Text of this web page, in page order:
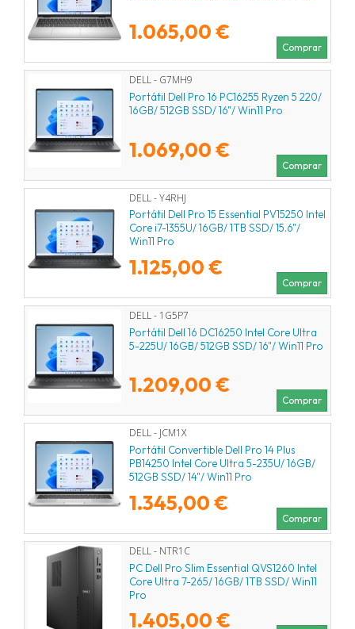
1.065,00 €
Comprar
DELL - G7MH9
Portátil Dell Pro 16 PC16255 Ryzen 5 220/
16GB/ 512GB SSD/ 16"/ Win11 Pro
1.069,00 €
Comprar
DELL - Y4RHJ
Portátil Dell Pro 15 Essential PV15250 Intel
Core i7-1355U/ 16GB/ 1TB SSD/ 15.6"/
Win11 Pro
1.125,00 €
Comprar
DELL - 1G5P7
Portátil Dell 16 DC16250 Intel Core Ultra
5-225U/ 16GB/ 512GB SSD/ 16"/ Win11 Pro
1.209,00 €
Comprar
DELL - JCM1X
Portátil Convertible Dell Pro 14 Plus
PB14250 Intel Core Ultra 5-235U/ 16GB/
512GB SSD/ 14"/ Win11 Pro
1.345,00 €
Comprar
DELL - NTR1C
PC Dell Pro Slim Essential QVS1260 Intel
Core Ultra 7-265/ 16GB/ 1TB SSD/ Win11
Pro
1.405,00 €